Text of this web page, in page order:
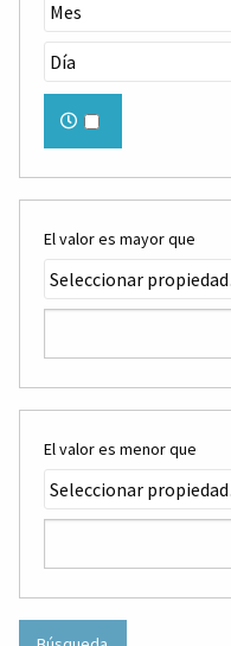
El valor es mayor que
El valor es menor que